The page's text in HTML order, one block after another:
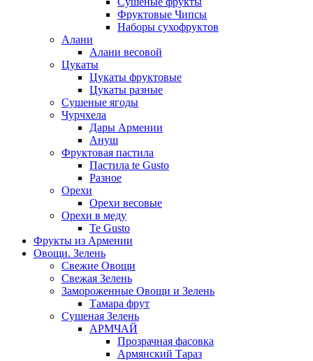
Фруктовые Чипсы
Наборы сухофруктов
Алани
Алани весовой
Цукаты
Цукаты фруктовые
Цукаты разные
Сушеные ягоды
Чурчхела
Дары Армении
Ануш
Фруктовая пастила
Пастила te Gusto
Разное
Орехи
Орехи весовые
Орехи в меду
Te Gusto
Фрукты из Армении
Овощи. Зелень
Свежие Овощи
Свежая Зелень
Замороженные Овощи и Зелень
Тамара фрут
Сушеная Зелень
АРМЧАЙ
Прозрачная фасовка
Армянский Тараз